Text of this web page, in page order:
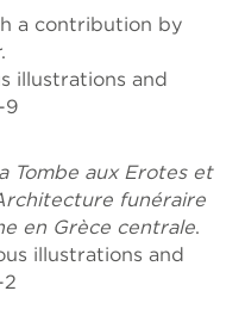
a contribution by
.
illustrations and
9
Tombe aux Erotes et
funéraire
en Grèce centrale.
illustrations and